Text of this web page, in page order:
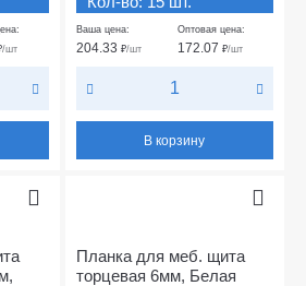
/шт
Ваша цена:
204.33 ₽/шт
Оптовая цена:
172.07 ₽/шт
В корзину
Планка для меб. щита
торцевая 6мм, Белая